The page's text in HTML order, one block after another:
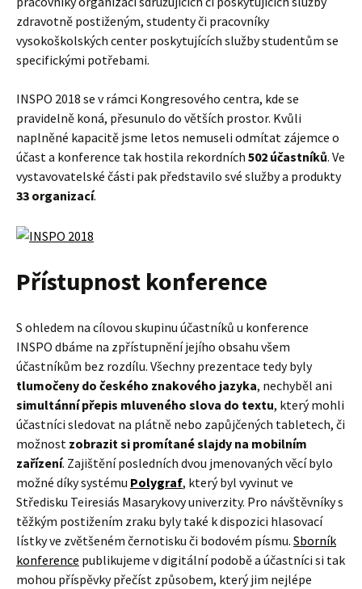
zdravotně postiženým, studenty či pracovníky
vysokoškolských center poskytujících služby studentům se
specifickými potřebami.
INSPO 2018 se v rámci Kongresového centra, kde se
pravidelně koná, přesunulo do větších prostor. Kvůli
naplněné kapacitě jsme letos nemuseli odmítat zájemce o
účast a konference tak hostila rekordních 502 účastníků. Ve
vystavovatelské části pak představilo své služby a produkty
33 organizací.
Přístupnost konference
S ohledem na cílovou skupinu účastníků u konference
INSPO dbáme na zpřístupnění jejího obsahu všem
účastníkům bez rozdílu. Všechny prezentace tedy byly
tlumočeny do českého znakového jazyka, nechyběl ani
simultánní přepis mluveného slova do textu, který mohli
účastníci sledovat na plátně nebo zapůjčených tabletech, či
možnost zobrazit si promítané slajdy na mobilním
zařízení. Zajištění posledních dvou jmenovaných věcí bylo
možné díky systému Polygraf, který byl vyvinut ve
Středisku Teiresiás Masarykovy univerzity. Pro návštěvníky s
těžkým postižením zraku byly také k dispozici hlasovací
lístky ve zvětšeném černotisku či bodovém písmu. Sborník
konference publikujeme v digitální podobě a účastníci si tak
mohou příspěvky přečíst způsobem, který jim nejlépe